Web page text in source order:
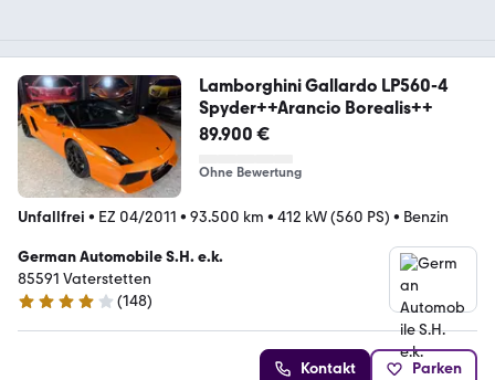
Lamborghini Gallardo LP560-4
Spyder++Arancio Borealis++
89.900 €
Ohne Bewertung
Unfallfrei • EZ 04/2011 • 93.500 km • 412 kW (560 PS) • Benzin
German Automobile S.H. e.k.
85591 Vaterstetten
4.2 Sterne
(148)
Kontakt Parken